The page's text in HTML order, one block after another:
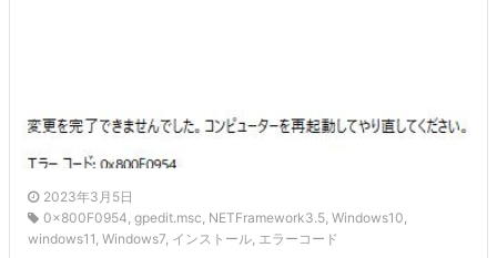
2023年3月5日
0x800F0954 gpedit.msc NETFramework3.5 Windows10
windows11 Windows7 インストール エラーコード